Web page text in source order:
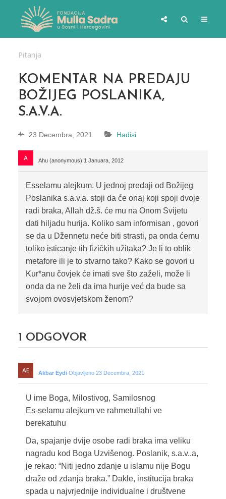
Pitanja
KOMENTAR NA PREDAJU
BOŽIJEG POSLANIKA,
S.A.V.A.
23 Decembra, 2021 Hadisi
Ahu (anonymous) 1 Januara, 2012
Esselamu alejkum. U jednoj predaji od Božijeg
Poslanika s.a.v.a. stoji da će onaj koji spoji dvoje
radi braka, Allah dž.š. će mu na Onom Svijetu
dati hiljadu hurija. Koliko sam informisan , govori
se da u Džennetu neće biti strasti, pa onda ćemu
toliko isticanje tih fizičkih užitaka? Je li to oblik
metafore ili je to stvarno tako? Kako se govori u
Kur*anu čovjek će imati sve što zaželi, može li
onda da ne želi da ima hurije već da bude sa
svojom ovosvjetskom ženom?
1 ODGOVOR
Akbar Eydi Objavljeno 23 Decembra, 2021
U ime Boga, Milostivog, Samilosnog
Es-selamu alejkum ve rahmetullahi ve
berekatuhu
Da, spajanje dvije osobe radi braka ima veliku
nagradu kod Boga Uzvišenog. Poslanik, s.a.v..a,
je rekao: “Niti jedno zdanje u islamu nije Bogu
draže od zdanja braka.” Dakle, institucija braka
spada u najvrjednije individualne i društvene